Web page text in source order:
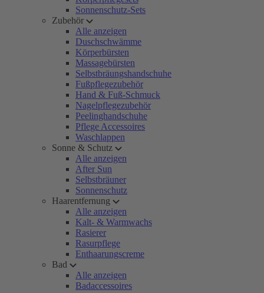
Sonnenschutz-Sets
Zubehör
Alle anzeigen
Duschschwämme
Körperbürsten
Massagebürsten
Selbstbräungshandschuhe
Fußpflegezubehör
Hand & Fuß-Schmuck
Nagelpflegezubehör
Peelinghandschuhe
Pflege Accessoires
Waschlappen
Sonne & Schutz
Alle anzeigen
After Sun
Selbstbräuner
Sonnenschutz
Haarentfernung
Alle anzeigen
Kalt- & Warmwachs
Rasierer
Rasurpflege
Enthaarungscreme
Bad
Alle anzeigen
Badaccessoires